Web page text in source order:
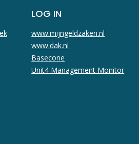
LOG IN
www.mijngeldzaken.nl
www.dak.nl
Basecone
Unit4 Management Monitor